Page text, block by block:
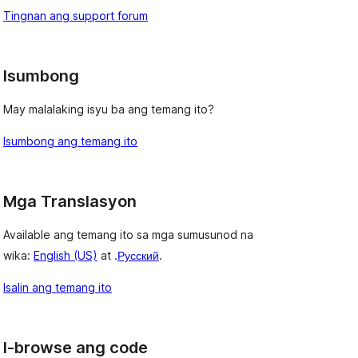
Tingnan ang support forum
Isumbong
May malalaking isyu ba ang temang ito?
Isumbong ang temang ito
Mga Translasyon
Available ang temang ito sa mga sumusunod na
wika: English (US) at .Русский.
Isalin ang temang ito
I-browse ang code